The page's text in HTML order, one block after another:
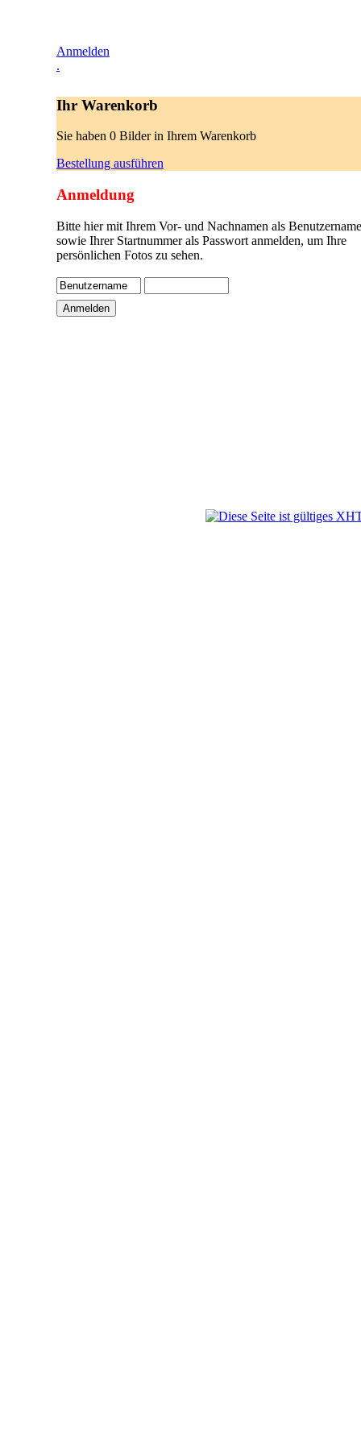
Anmelden
.
Ihr Warenkorb
Sie haben 0 Bilder in Ihrem Warenkorb
Bestellung ausführen
Anmeldung
Bitte hier mit Ihrem Vor- und Nachnamen als
sowie Ihrer Startnummer als Passwort anmelden, um Ihre
persönlichen Fotos zu sehen.